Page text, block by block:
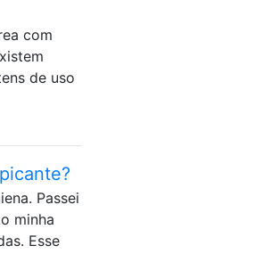
com
de uso
Passei
minha
Esse